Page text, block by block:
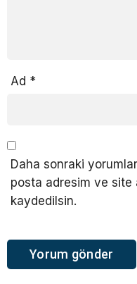
Ad *
Daha sonraki
posta adresim ve site
kaydedilsin.